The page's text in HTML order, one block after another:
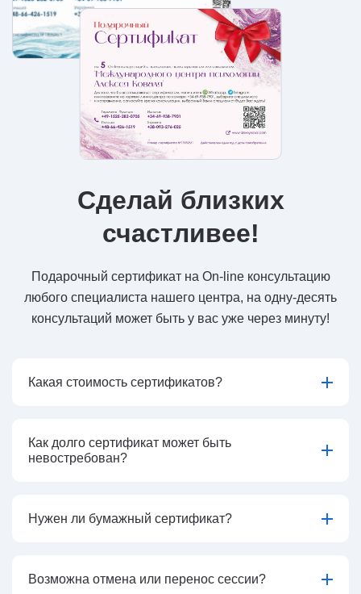
Сделай близких
счастливее!
Подарочный сертификат на On-line консультацию
любого специалиста нашего центра, на одну-десять
консультаций может быть у вас уже через минуту!
Какая стоимость сертификатов?
Как долго сертификат может быть
невостребован?
Нужен ли бумажный сертификат?
Возможна отмена или перенос сессии?